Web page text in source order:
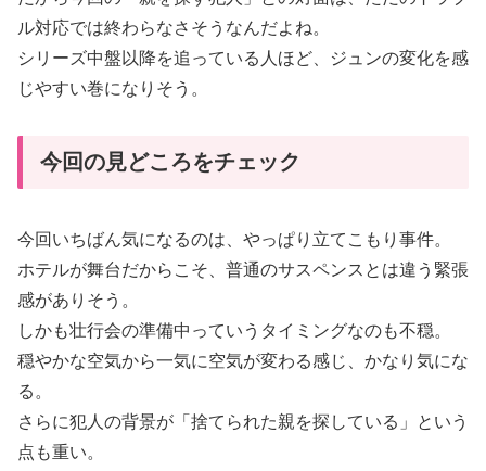
ル対応では終わらなさそうなんだよね。
シリーズ中盤以降を追っている人ほど、ジュンの変化を感
じやすい巻になりそう。
今回の見どころをチェック
今回いちばん気になるのは、やっぱり立てこもり事件。
ホテルが舞台だからこそ、普通のサスペンスとは違う緊張
感がありそう。
しかも壮行会の準備中っていうタイミングなのも不穏。
穏やかな空気から一気に空気が変わる感じ、かなり気にな
る。
さらに犯人の背景が「捨てられた親を探している」という
点も重い。